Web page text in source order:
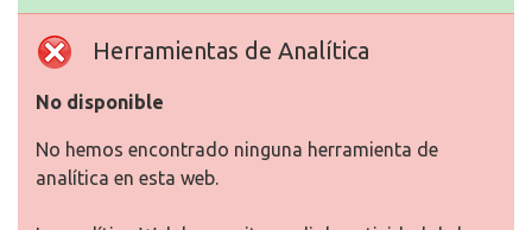
Herramientas de Analítica
No disponible
No hemos encontrado ninguna herramienta de
analítica en esta web.